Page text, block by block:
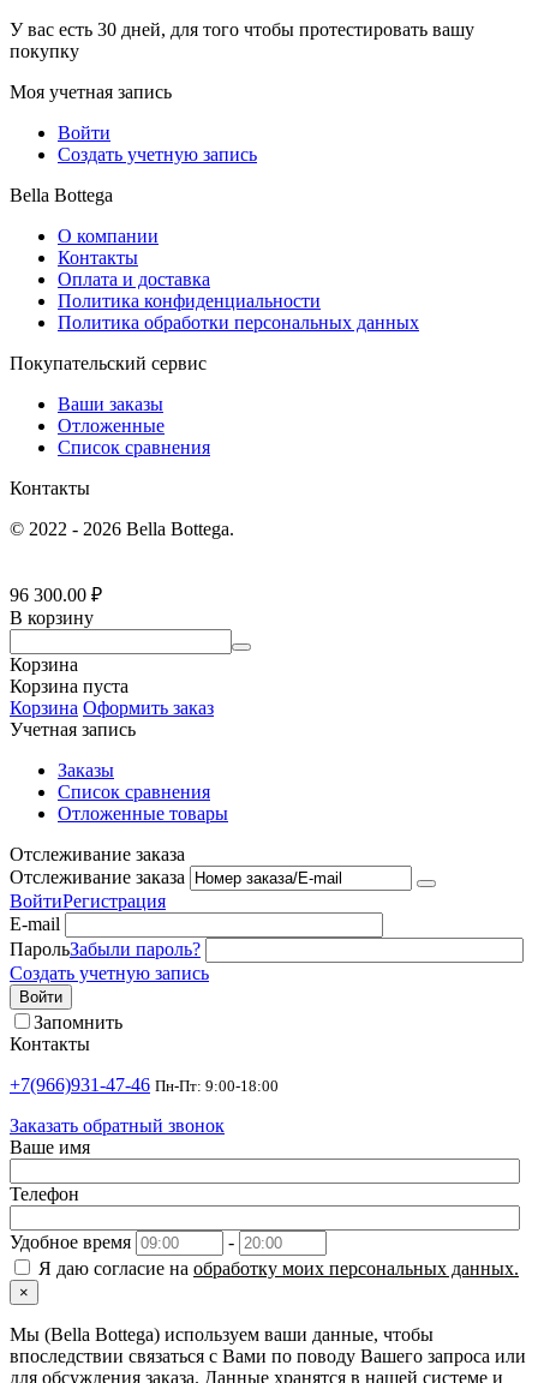
У вас есть 30 дней, для того чтобы протестировать вашу
покупку
Моя учетная запись
Войти
Создать учетную запись
Bella Bottega
О компании
Контакты
Оплата и доставка
Политика конфиденциальности
Политика обработки персональных данных
Покупательский сервис
Ваши заказы
Отложенные
Список сравнения
Контакты
© 2022 - 2026 Bella Bottega.
96 300.00 ₽
В корзину
Корзина
Корзина пуста
Корзина Оформить заказ
Учетная запись
Заказы
Список сравнения
Отложенные товары
Отслеживание заказа
Отслеживание заказа
ВойтиРегистрация
E-mail
ПарольЗабыли пароль?
Создать учетную запись
Войти
Запомнить
Контакты
+7(966)931-47-46 Пн-Пт: 9:00-18:00
Заказать обратный звонок
Ваше имя
Телефон
Удобное время
-
Я даю согласие на обработку моих персональных данных.
×
Мы (Bella Bottega) используем ваши данные, чтобы
впоследствии связаться с Вами по поводу Вашего запроса или
для обсуждения заказа. Данные хранятся в нашей системе и